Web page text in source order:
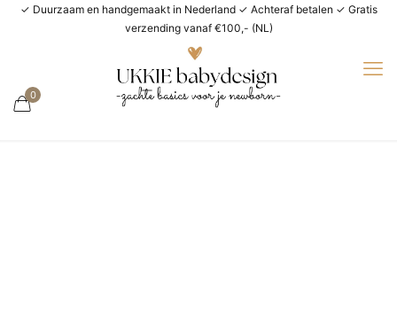
✓ Duurzaam en handgemaakt in Nederland ✓ Achteraf betalen ✓ Gratis
verzending vanaf €100,- (NL)
0